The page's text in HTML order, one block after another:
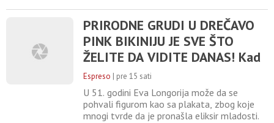
zdravog dečaka, a lepe vesti brzo su se
proširile među porodicom, prijateljima i
brojnim poštovaocima poznate voditeljke.
Teodora se porodila prirodnim putem u
jednoj privatnoj
PRIRODNE GRUDI U DREČAVO
PINK BIKINIJU JE SVE ŠTO
ŽELITE DA VIDITE DANAS! Kad
se ona SKINE, mlađe se OBUKU
od STIDA
Espreso | pre 15 sati
U 51. godini Eva Longorija može da se
pohvali figurom kao sa plakata, zbog koje
mnogi tvrde da je pronašla eliksir mladosti.